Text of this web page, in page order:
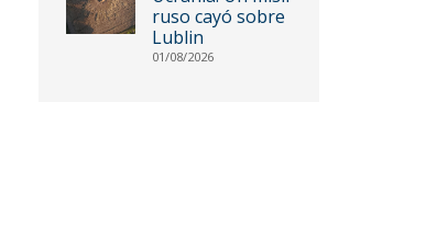
ruso cayó sobre
Lublin
01/08/2026